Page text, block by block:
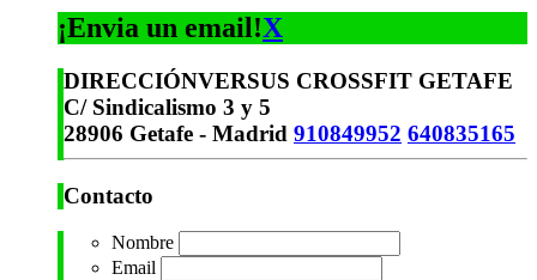
¡Envia un email!X
DIRECCIÓNVERSUS CROSSFIT GETAFE
C/ Sindicalismo 3 y 5
28906 Getafe - Madrid 910849952 640835165
Contacto
Nombre
Email